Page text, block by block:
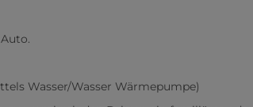
Wasser/Wasser Wärmepumpe)